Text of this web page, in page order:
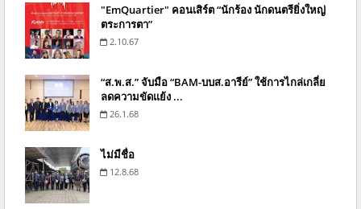
"EmQuartier" คอนเสิร์ต “นักร้อง นักดนตรียิ่งใหญ่
ตระการตา”
2.10.67
“ส.พ.ส.” จับมือ “BAM-บบส.อารีย์” ใช้การไกล่เกลี่ย
ลดความขัดแย้ง ...
26.1.68
ไม่มีชื่อ
12.8.68